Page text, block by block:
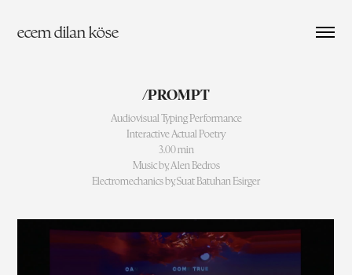
ecem dilan köse
/PROMPT
Audiovisual Typing Performance
Interactive Actual Poetry
3.00 min
Music by, Alen Bedros
Electromechanics by, Suat Batuhan Esirger